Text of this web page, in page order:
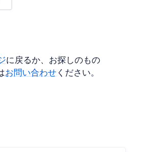
に戻るか、お探しのもの
お問い合わせください。